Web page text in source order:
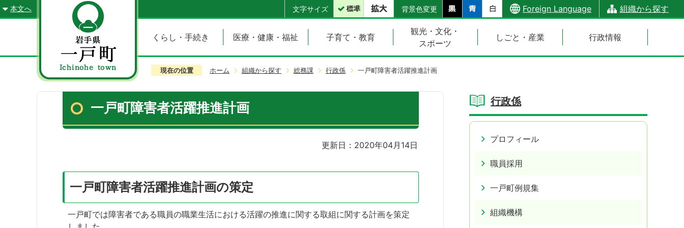
本文へ 文字サイズ 背景色変更 Foreign Language 組織から探す
くらし・手続き 医療・健康・福祉 子育て・教育
観光・文化・
スポーツ
しごと・産業 行政情報
現在の位置 ホーム 組織から探す 総務課 行政係 一戸町障害者活躍推進計画
一戸町障害者活躍推進計画
更新日：2020年04月14日
一戸町障害者活躍推進計画の策定
一戸町では障害者である職員の職業生活における活躍の推進に関する取組に関する計画を策定
行政係
プロフィール
職員採用
一戸町例規集
組織機構